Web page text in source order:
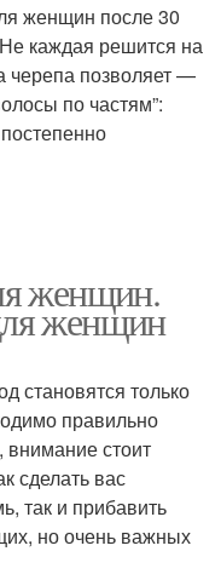
женщин после 30
каждая решится на
черепа позволяет —
по частям”:
женщин.
женщин
становятся только
правильно
внимание стоит
сделать вас
так и прибавить
но очень важных